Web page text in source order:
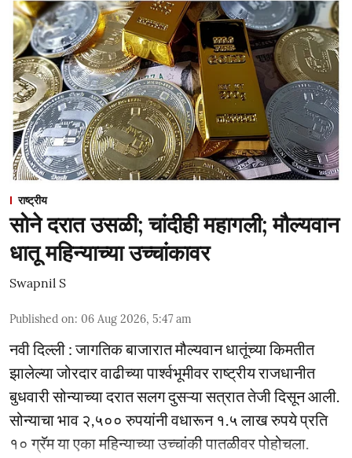
राष्ट्रीय
सोने दरात उसळी; चांदीही महागली; मौल्यवान
धातू महिन्याच्या उच्चांकावर
Swapnil S
Published on: 06 Aug 2026, 5:47 am
नवी दिल्ली : जागतिक बाजारात मौल्यवान धातूंच्या किमतीत
झालेल्या जोरदार वाढीच्या पार्श्वभूमीवर राष्ट्रीय राजधानीत
बुधवारी सोन्याच्या दरात सलग दुसऱ्या सत्रात तेजी दिसून आली.
सोन्याचा भाव २,५०० रुपयांनी वधारून १.५ लाख रुपये प्रति
१० ग्रॅम या एका महिन्याच्या उच्चांकी पातळीवर पोहोचला.